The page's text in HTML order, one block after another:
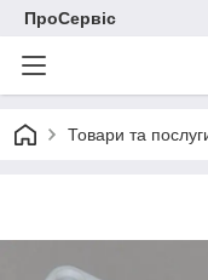
ПроСервіс
Товари та